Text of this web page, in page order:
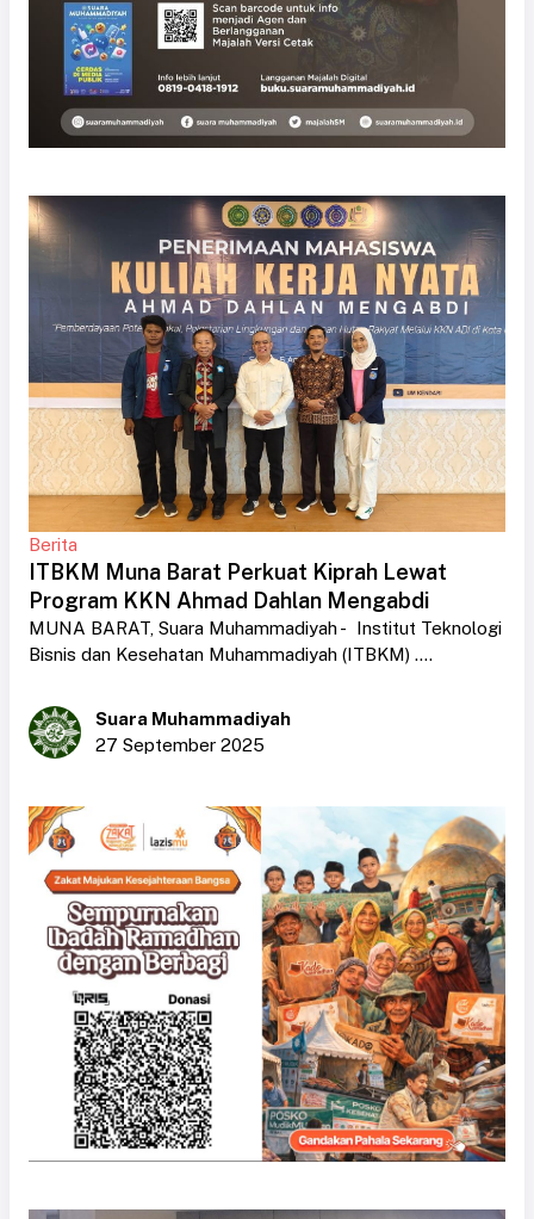
Berita
ITBKM Muna Barat Perkuat Kiprah Lewat
Program KKN Ahmad Dahlan Mengabdi
MUNA BARAT, Suara Muhammadiyah - Institut Teknologi
Bisnis dan Kesehatan Muhammadiyah (ITBKM) ....
Suara Muhammadiyah
27 September 2025